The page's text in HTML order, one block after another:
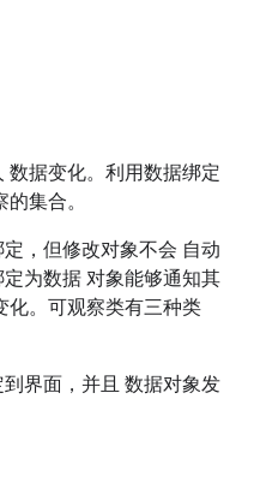
数据变化。利用数据绑定
集合。
，但修改对象不会 自动
为数据 对象能够通知其
化。可观察类有三种类
界面，并且 数据对象发